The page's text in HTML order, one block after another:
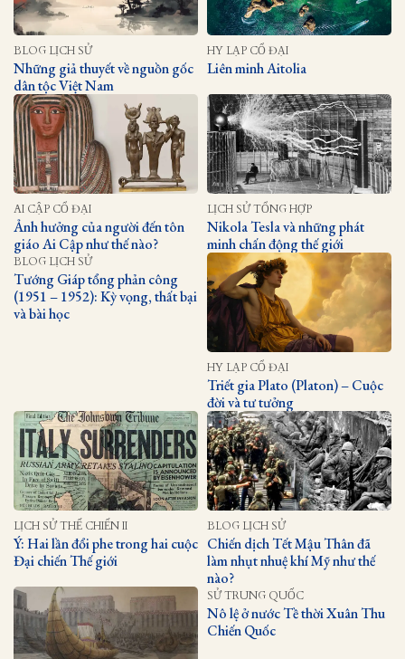
BLOG LỊCH SỬ
Những giả thuyết về nguồn gốc
dân tộc Việt Nam
HY LẠP CỔ ĐẠI
Liên minh Aitolia
AI CẬP CỔ ĐẠI
Ảnh hưởng của người đến tôn
giáo Ai Cập như thế nào?
LỊCH SỬ TỔNG HỢP
Nikola Tesla và những phát
minh chấn động thế giới
BLOG LỊCH SỬ
Tướng Giáp tổng phản công
(1951 – 1952): Kỳ vọng, thất bại
và bài học
HY LẠP CỔ ĐẠI
Triết gia Plato (Platon) – Cuộc
đời và tư tưởng
LỊCH SỬ THẾ CHIẾN II
Ý: Hai lần đổi phe trong hai cuộc
Đại chiến Thế giới
BLOG LỊCH SỬ
Chiến dịch Tết Mậu Thân đã
làm nhụt nhuệ khí Mỹ như thế
nào?
SỬ TRUNG QUỐC
Nô lệ ở nước Tề thời Xuân Thu
Chiến Quốc